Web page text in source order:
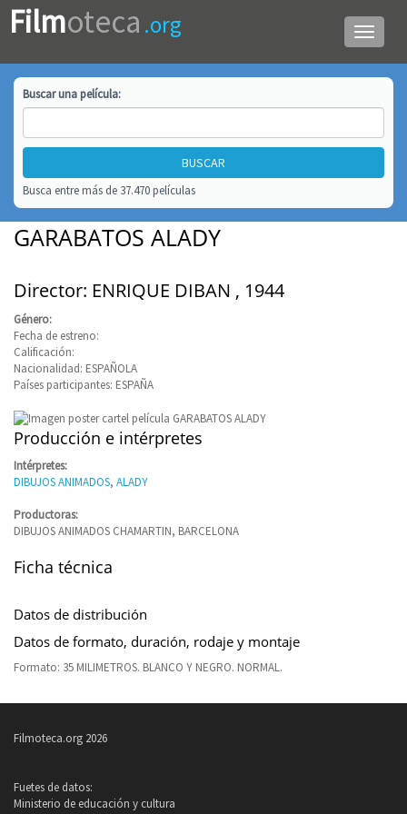
Menú
de
Filmoteca .org
Buscar unapelícula:
Busca entre más de 37.470 películas
GARABATOS ALADY
Director: ENRIQUE DIBAN , 1944
Género:
Fecha de estreno:
Calificación:
Nacionalidad: ESPAÑOLA
Países participantes: ESPAÑA
Producción e intérpretes
Intérpretes:
DIBUJOS ANIMADOS, ALADY
Productoras:
DIBUJOS ANIMADOS CHAMARTIN, BARCELONA
Ficha técnica
Datos de distribución
Datos de formato, duración, rodaje y montaje
Formato: 35 MILIMETROS. BLANCO Y NEGRO. NORMAL.
Filmoteca.org 2026
Fuetes de datos:
Ministerio de educación y cultura